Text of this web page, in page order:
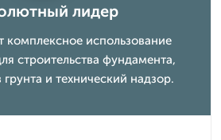
лидер
комплексное использование
строительства фундамента,
и технический надзор.